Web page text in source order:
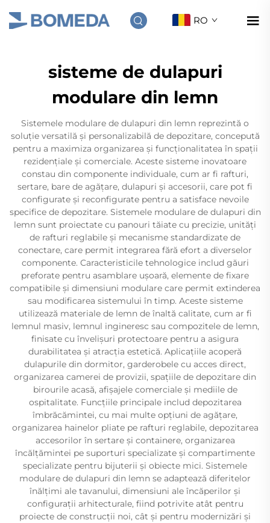
RO
sisteme de dulapuri
modulare din lemn
Sistemele modulare de dulapuri din lemn reprezintă o
soluție versatilă și personalizabilă de depozitare, concepută
pentru a maximiza organizarea și funcționalitatea în spații
rezidențiale și comerciale. Aceste sisteme inovatoare
constau din componente individuale, cum ar fi rafturi,
sertare, bare de agățare, dulapuri și accesorii, care pot fi
configurate și reconfigurate pentru a satisface nevoile
specifice de depozitare. Sistemele modulare de dulapuri din
lemn sunt proiectate cu panouri tăiate cu precizie, unități
de rafturi reglabile și mecanisme standardizate de
conectare, care permit integrarea fără efort a diverselor
componente. Caracteristicile tehnologice includ găuri
preforate pentru asamblare ușoară, elemente de fixare
compatibile și dimensiuni modulare care permit extinderea
sau modificarea sistemului în timp. Aceste sisteme
utilizează materiale de lemn de înaltă calitate, cum ar fi
lemnul masiv, lemnul ingineresc sau compozitele de lemn,
finisate cu învelișuri protectoare pentru a asigura
durabilitatea și atracția estetică. Aplicațiile acoperă
dulapurile din dormitor, garderobele cu acces direct,
organizarea camerei de provizii, spațiile de depozitare din
birourile acasă, afișajele comerciale și mediile de
ospitalitate. Funcțiile principale includ depozitarea
îmbrăcămintei, cu mai multe opțiuni de agățare,
organizarea hainelor pliate pe rafturi reglabile, depozitarea
accesorilor în sertare și containere, organizarea
încălțămintei pe suporturi specializate și compartimente
specializate pentru bijuterii și obiecte mici. Sistemele
modulare de dulapuri din lemn se adaptează diferitelor
înălțimi ale tavanului, dimensiuni ale încăperilor și
configurații arhitecturale, fiind potrivite atât pentru
proiecte de construcții noi, cât și pentru modernizări și